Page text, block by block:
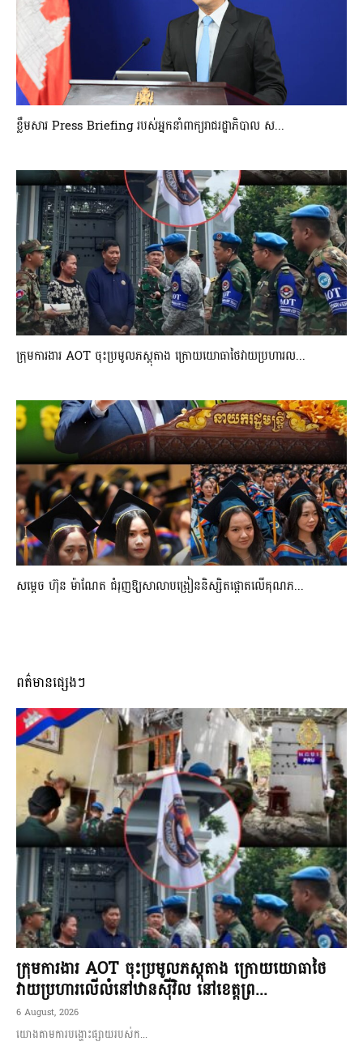
ខ្លឹមសារ Press Briefing របស់អ្នកនាំពាក្យរាជរដ្ឋាភិបាល ស...
ក្រុមការងារ AOT ចុះប្រមូលភស្តុតាង ក្រោយយោធាថៃវាយប្រហារល...
សម្តេច ហ៊ុន ម៉ាណែត ជំរុញឱ្យសាលាបង្រៀននិស្សិតផ្តោតលើគុណភ...
ពត៌មានផ្សេងៗ
ក្រុមការងារ AOT ចុះប្រមូលភស្តុតាង ក្រោយយោធាថៃ
វាយប្រហារលើលំនៅឋានស៊ីវិល នៅខេត្តព្រ...
6 August, 2026
យោងតាមការបង្ហោះផ្សាយរបស់ក...